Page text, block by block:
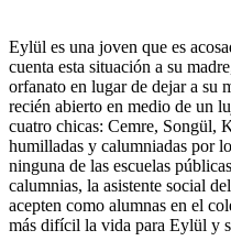
Eylül es una joven que es
cuenta esta situación a su
orfanato en lugar de dejar a su
recién abierto en medio de un
cuatro chicas: Cemre, Songül,
humilladas y calumniadas por
ninguna de las escuelas
calumnias, la asistente social
acepten como alumnas en el
más difícil la vida para Eylül y